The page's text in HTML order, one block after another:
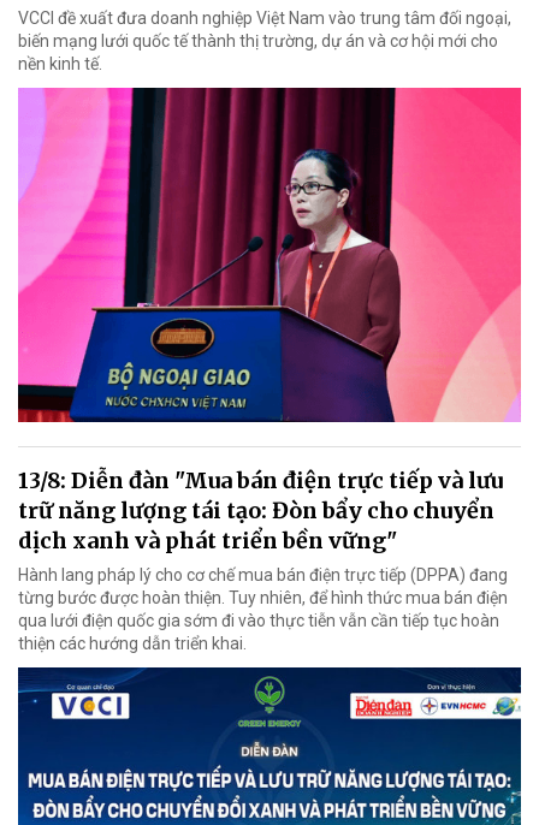
VCCI đề xuất đưa doanh nghiệp Việt Nam vào trung tâm đối ngoại,
biến mạng lưới quốc tế thành thị trường, dự án và cơ hội mới cho
nền kinh tế.
13/8: Diễn đàn "Mua bán điện trực tiếp và lưu
trữ năng lượng tái tạo: Đòn bẩy cho chuyển
dịch xanh và phát triển bền vững"
Hành lang pháp lý cho cơ chế mua bán điện trực tiếp (DPPA) đang
từng bước được hoàn thiện. Tuy nhiên, để hình thức mua bán điện
qua lưới điện quốc gia sớm đi vào thực tiễn vẫn cần tiếp tục hoàn
thiện các hướng dẫn triển khai.